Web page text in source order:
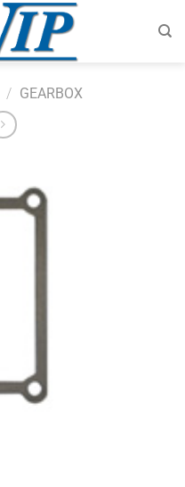
/ GEARBOX